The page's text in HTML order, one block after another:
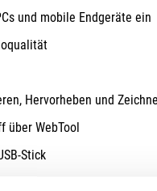
und mobile Endgeräte ein
Hervorheben und
über WebTool
Stick
Business